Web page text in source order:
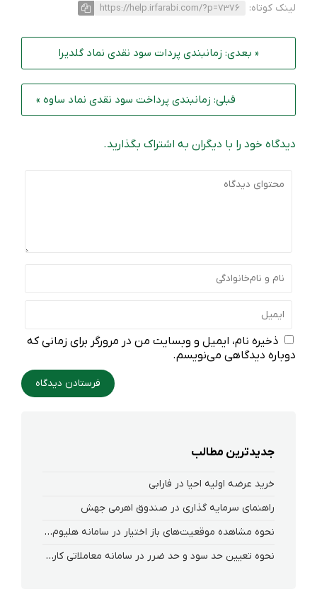
لینک کوتاه: https://help.irfarabi.com/?p=7376
« بعدی: زمانبندی پردات سود نقدی نماد گلدیرا
قبلی: زمانبندی پرداخت سود نقدی نماد ساوه »
دیدگاه خود را با دیگران به اشتراک بگذارید.
ذخیره نام، ایمیل و وبسایت من در مرورگر برای زمانی که
دوباره دیدگاهی می‌نویسم.
جدیدترین مطالب
خرید عرضه اولیه احیا در فارابی
راهنمای سرمایه گذاری در صندوق اهرمی جهش
نحوه‌ مشاهده‌ موقعیت‌های باز اختیار در سامانه هلیوم و نکست
نحوه تعیین حد سود و حد ضرر در سامانه معاملاتی کارگزاری فارابی